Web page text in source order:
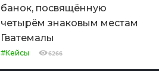
банок, посвящённую
четырём знаковым местам
Гватемалы
#Кейсы 6266